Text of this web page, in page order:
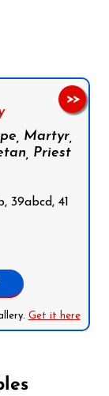
Martyr,
Priest
39abcd, 41
Get it here
>>